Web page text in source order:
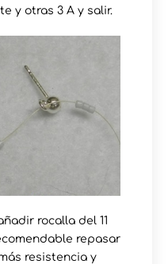
y otras 3 A y salir.
rocalla del 11
repasar
resistencia y